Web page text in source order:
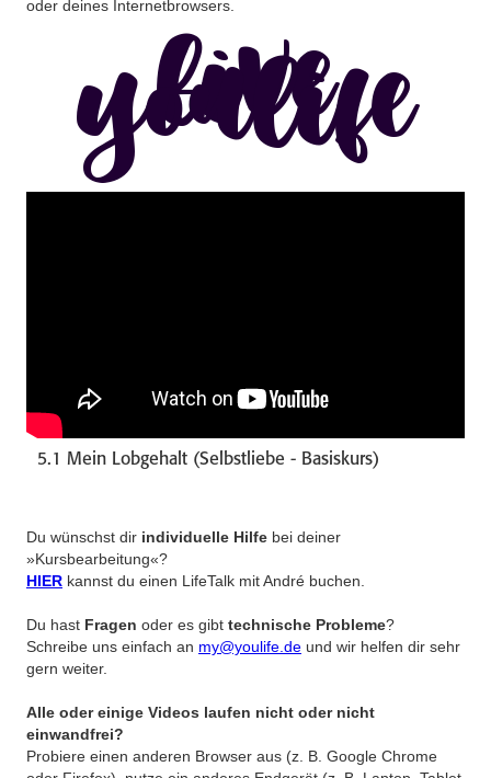
oder deines Internetbrowsers.
live
youlife
5.1 Mein Lobgehalt (Selbstliebe - Basiskurs)
Du wünschst dir individuelle Hilfe bei deiner
»Kursbearbeitung«?
HIER kannst du einen LifeTalk mit André buchen.
Du hast Fragen oder es gibt technische Probleme?
Schreibe uns einfach an my@youlife.de und wir helfen dir sehr
gern weiter.
Alle oder einige Videos laufen nicht oder nicht
einwandfrei?
Probiere einen anderen Browser aus (z. B. Google Chrome